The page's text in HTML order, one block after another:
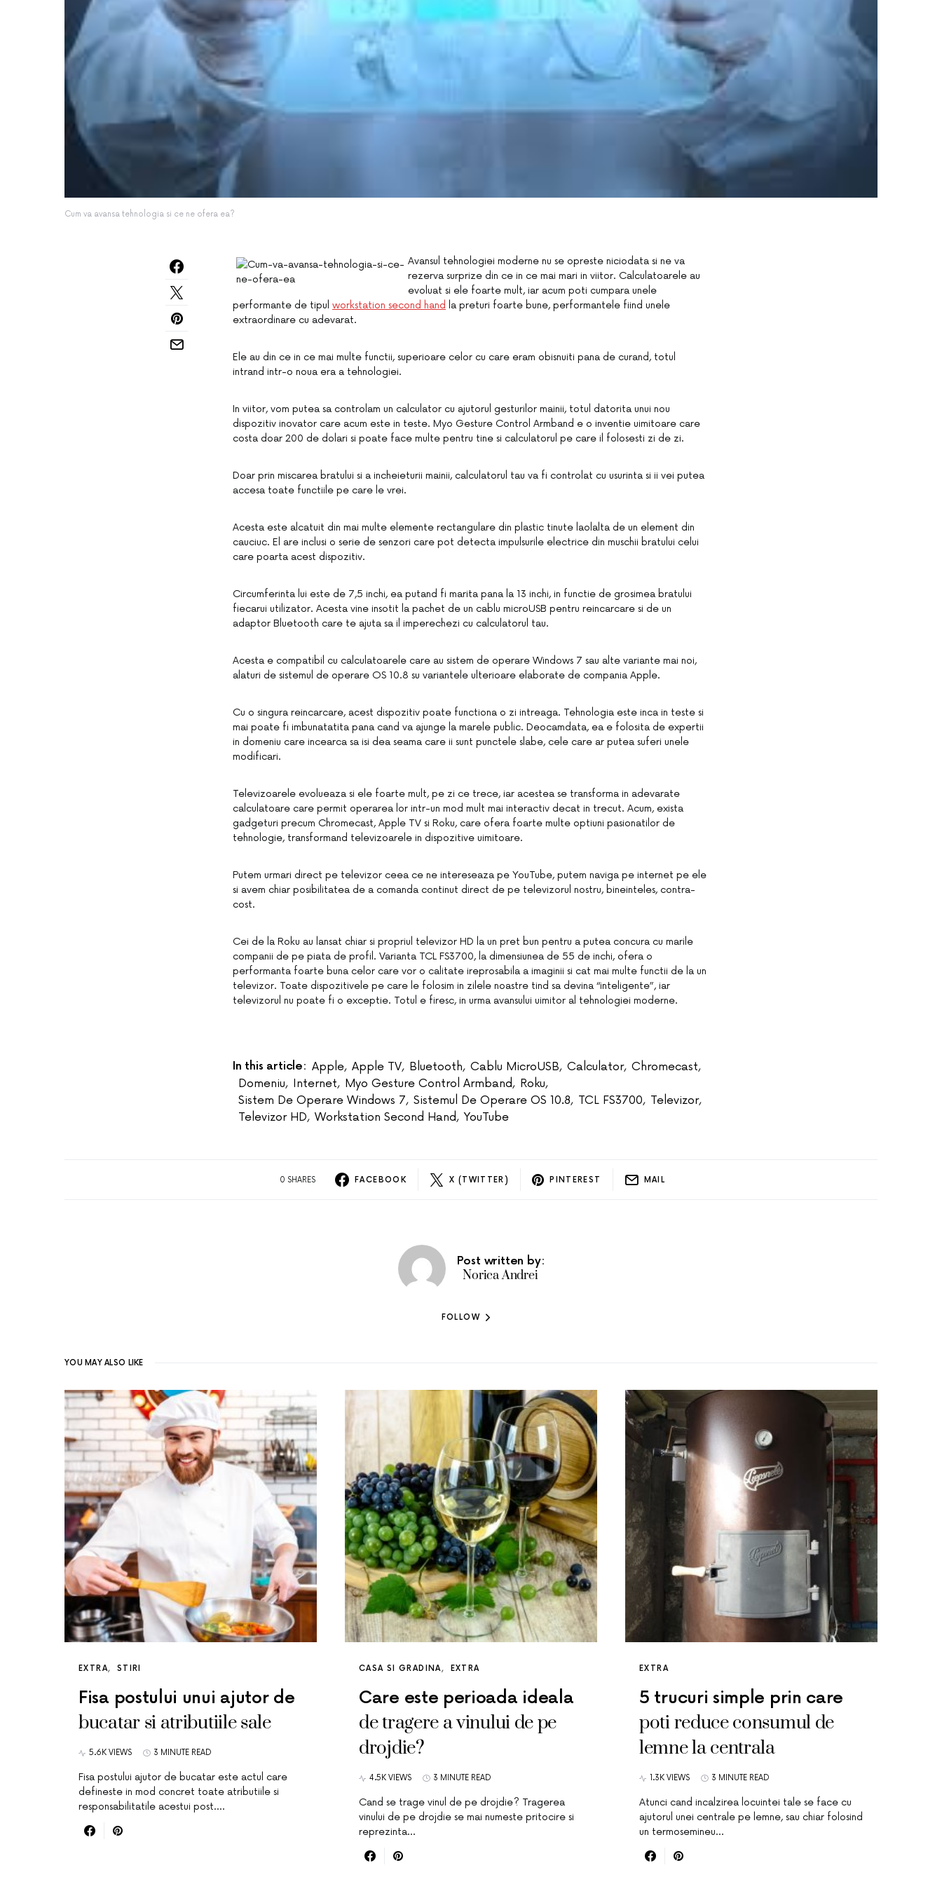
Cum va avansa tehnologia si ce ne ofera ea?
Avansul tehnologiei moderne nu se opreste niciodata si ne va
rezerva surprize din ce in ce mai mari in viitor. Calculatoarele au
evoluat si ele foarte mult, iar acum poti cumpara unele
performante de tipul workstation second hand la preturi foarte bune, performantele fiind unele
extraordinare cu adevarat.
Ele au din ce in ce mai multe functii, superioare celor cu care eram obisnuiti pana de curand, totul
intrand intr-o noua era a tehnologiei.
In viitor, vom putea sa controlam un calculator cu ajutorul gesturilor mainii, totul datorita unui nou
dispozitiv inovator care acum este in teste. Myo Gesture Control Armband e o inventie uimitoare care
costa doar 200 de dolari si poate face multe pentru tine si calculatorul pe care il folosesti zi de zi.
Doar prin miscarea bratului si a incheieturii mainii, calculatorul tau va fi controlat cu usurinta si ii vei putea
accesa toate functiile pe care le vrei.
Acesta este alcatuit din mai multe elemente rectangulare din plastic tinute laolalta de un element din
cauciuc. El are inclusi o serie de senzori care pot detecta impulsurile electrice din muschii bratului celui
care poarta acest dispozitiv.
Circumferinta lui este de 7,5 inchi, ea putand fi marita pana la 13 inchi, in functie de grosimea bratului
fiecarui utilizator. Acesta vine insotit la pachet de un cablu microUSB pentru reincarcare si de un
adaptor Bluetooth care te ajuta sa il imperechezi cu calculatorul tau.
Acesta e compatibil cu calculatoarele care au sistem de operare Windows 7 sau alte variante mai noi,
alaturi de sistemul de operare OS 10.8 su variantele ulterioare elaborate de compania Apple.
Cu o singura reincarcare, acest dispozitiv poate functiona o zi intreaga. Tehnologia este inca in teste si
mai poate fi imbunatatita pana cand va ajunge la marele public. Deocamdata, ea e folosita de expertii
in domeniu care incearca sa isi dea seama care ii sunt punctele slabe, cele care ar putea suferi unele
modificari.
Televizoarele evolueaza si ele foarte mult, pe zi ce trece, iar acestea se transforma in adevarate
calculatoare care permit operarea lor intr-un mod mult mai interactiv decat in trecut. Acum, exista
gadgeturi precum Chromecast, Apple TV si Roku, care ofera foarte multe optiuni pasionatilor de
tehnologie, transformand televizoarele in dispozitive uimitoare.
Putem urmari direct pe televizor ceea ce ne intereseaza pe YouTube, putem naviga pe internet pe ele
si avem chiar posibilitatea de a comanda continut direct de pe televizorul nostru, bineinteles, contra-
cost.
Cei de la Roku au lansat chiar si propriul televizor HD la un pret bun pentru a putea concura cu marile
companii de pe piata de profil. Varianta TCL FS3700, la dimensiunea de 55 de inchi, ofera o
performanta foarte buna celor care vor o calitate ireprosabila a imaginii si cat mai multe functii de la un
televizor. Toate dispozitivele pe care le folosim in zilele noastre tind sa devina “inteligente”, iar
televizorul nu poate fi o exceptie. Totul e firesc, in urma avansului uimitor al tehnologiei moderne.
In this article: Apple, Apple TV, Bluetooth, Cablu MicroUSB, Calculator, Chromecast,
Domeniu, Internet, Myo Gesture Control Armband, Roku,
Sistem De Operare Windows 7, Sistemul De Operare OS 10.8, TCL FS3700, Televizor,
Televizor HD, Workstation Second Hand, YouTube
0 SHARES FACEBOOK X (TWITTER) PINTEREST MAIL
Post written by:
Norica Andrei
FOLLOW
YOU MAY ALSO LIKE
EXTRA STIRI
Fisa postului unui ajutor de
bucatar si atributiile sale
5.6K VIEWS 3 MINUTE READ
Fisa postului ajutor de bucatar este actul care
defineste in mod concret toate atributiile si
responsabilitatile acestui post.…
CASA SI GRADINA EXTRA
Care este perioada ideala
de tragere a vinului de pe
drojdie?
4.5K VIEWS 3 MINUTE READ
Cand se trage vinul de pe drojdie? Tragerea
vinului de pe drojdie se mai numeste pritocire si
reprezinta…
EXTRA
5 trucuri simple prin care
poti reduce consumul de
lemne la centrala
1.3K VIEWS 3 MINUTE READ
Atunci cand incalzirea locuintei tale se face cu
ajutorul unei centrale pe lemne, sau chiar folosind
un termosemineu…